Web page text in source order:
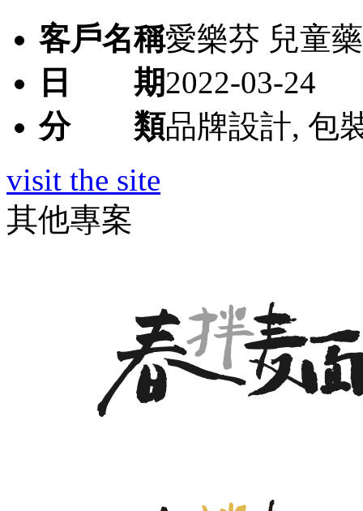
客戶名稱愛樂芬 兒童
日 期2022-03-24
分 類品牌設計, 包
visit the site
其他專案